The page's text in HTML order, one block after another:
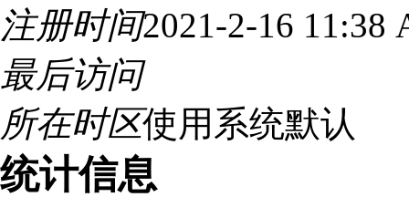
注册时间2021-2-16 11:38
最后访问
所在时区使用系统默认
统计信息